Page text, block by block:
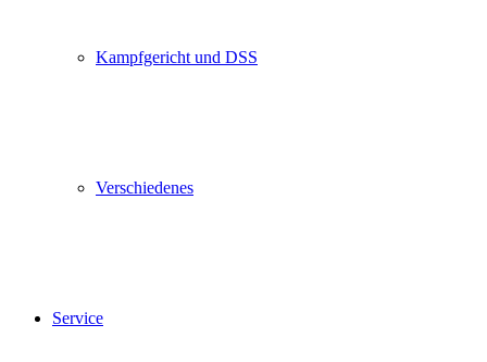
Kampfgericht und DSS
Verschiedenes
Service